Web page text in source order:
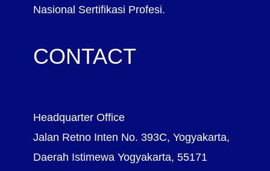
Nasional Sertifikasi Profesi.
CONTACT
Headquarter Office
Jalan Retno Inten No. 393C, Yogyakarta,
Daerah Istimewa Yogyakarta, 55171